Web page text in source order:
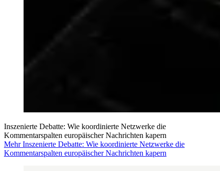
Inszenierte Debatte: Wie koordinierte Netzwerke die
Kommentarspalten europäischer Nachrichten kapern
Mehr Inszenierte Debatte: Wie koordinierte Netzwerke die
Kommentarspalten europäischer Nachrichten kapern